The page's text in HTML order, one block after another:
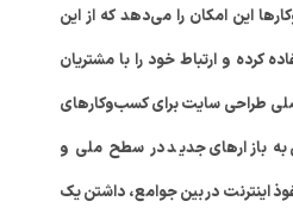
این امکان را می‌دهد که از این
کرده و ارتباط خود را با مشتریان
طراحی سایت برای کسب‌وکارهای
بازارهای جدید در سطح ملی و
اینترنت در بین جوامع، داشتن یک